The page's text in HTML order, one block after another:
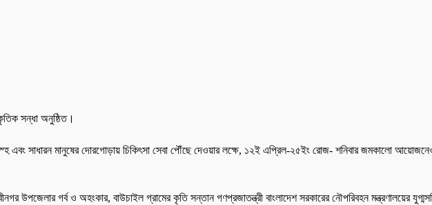
সন্ধা অনুষ্ঠিত।
এবং সাধারন মানুষের দোরগোড়ায় চিকিৎসা সেবা পৌঁছে দেওয়ার লক্ষে, ১২ই এপ্রিল-২৫ইং রোজ- শনিবার জমকালো
উপজেলার গর্ব ও অহংকার, বাউচাইল গ্রামের কৃতি সন্তান গণপ্রজাতন্ত্রী বাংলাদেশ সরকারের নৌপরিবহন মন্ত্রণালয়ের